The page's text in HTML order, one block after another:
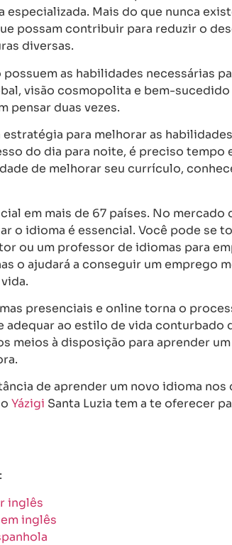
Mais do que nunca
possam contribuir para reduzir o
diversas.
as habilidades necessárias
visão cosmopolita e bem-sucedido
pensar duas vezes.
para melhorar as
do dia para noite, é preciso tempo
de melhorar seu currículo,
em mais de 67 países. No mercado
o idioma é essencial. Você pode se
ou um professor de idiomas para
o ajudará a conseguir um emprego
presenciais e online torna o
adequar ao estilo de vida conturbado
meios à disposição para aprender
de aprender um novo idioma nos
Yázigi Santa Luzia tem a te oferecer
inglês
inglês